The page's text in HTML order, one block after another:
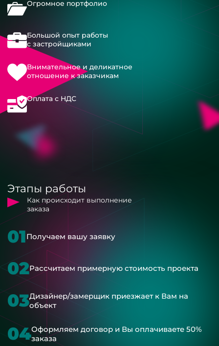
Огромное портфолио
Большой опыт работы
с застройщиками
Внимательное и деликатное
отношение к заказчикам
Оплата с НДС
Этапы работы
Как происходит выполнение
заказа
01Получаем вашу заявку
02Рассчитаем примерную стоимость проекта
03Дизайнер/замерщик приезжает к Вам на
объект
04Оформляем договор и Вы оплачиваете 50%
заказа